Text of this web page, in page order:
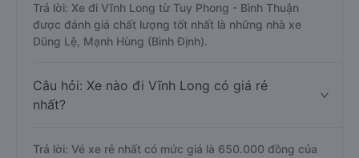
Trả lời: Xe đi Vĩnh Long từ Tuy Phong - Bình Thuận
được đánh giá chất lượng tốt nhất là những nhà xe
Dũng Lệ, Mạnh Hùng (Bình Định).
Câu hỏi: Xe nào đi Vĩnh Long có giá rẻ
nhất?
Trả lời: Vé xe rẻ nhất có mức giá là 650.000 đồng của